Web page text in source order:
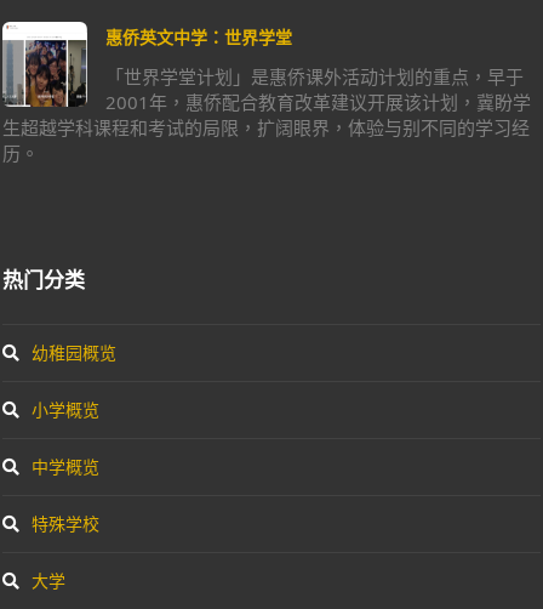
惠侨英文中学：世界学堂
「世界学堂计划」是惠侨课外活动计划的重点，早于
2001年，惠侨配合教育改革建议开展该计划，冀盼学
生超越学科课程和考试的局限，扩阔眼界，体验与别不同的学习经
历。
热门分类
幼稚园概览
小学概览
中学概览
特殊学校
大学